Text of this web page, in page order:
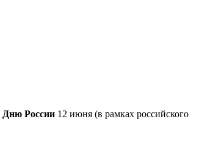
Дню России 12 июня (в рамках российского